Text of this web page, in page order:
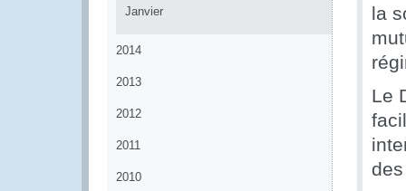
Janvier
2014
2013
2012
2011
2010
la
Le